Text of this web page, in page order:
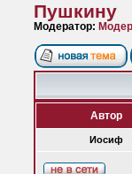
Пушкину
Модератор:
Автор
Иосиф